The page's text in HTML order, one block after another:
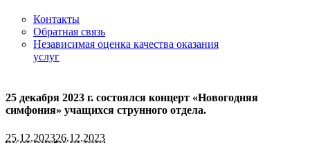
Контакты
Обратная связь
Независимая оценка качества оказания
услуг
25 декабря 2023 г. состоялся концерт «Новогодняя
симфония» учащихся струнного отдела.
25.12.202326.12.2023